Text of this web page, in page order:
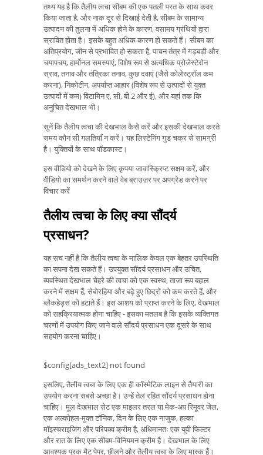
तथ्य यह है कि तैलीय त्वचा सीबम की एक पतली परत के साथ कवर
किया जाता है, और नाक दूर से दिखाई देती है, सीबम के सामान्य
उत्पादन की तुलना में अधिक होने के कारण, वसामय ग्रंथियों द्वारा
स्रावित होता है। इसके बहुत अधिक कारण हो सकते हैं। सीबम का
अतिप्रयोग, जीन से प्रभावित हो सकता है, पाचन तंत्र में गड़बड़ी और
चयापचय, हार्मोनल समस्याएं, विशेष रूप से अत्यधिक प्रोजेस्टेरोन
स्राव, तनाव और तंत्रिका तनाव, कुछ दवाएं (जैसे कोलेस्ट्रॉल कम
करना), निकोटीन, अपर्याप्त आहार (विशेष रूप से उत्पादों से युक्त
उत्पादों में कम) विटामिन ए, सी, बी 2 और ई), और यहां तक ​​कि
अनुचित देखभाल भी।
सुनें कि तैलीय त्वचा की देखभाल कैसे करें और इसकी देखभाल करते
समय कौन सी गलतियाँ न करें। यह लिस्टेनिंग गुड चक्र से सामग्री
है। युक्तियों के साथ पॉडकास्ट।
इस वीडियो को देखने के लिए कृपया जावास्क्रिप्ट सक्षम करें, और
वीडियो का समर्थन करने वाले वेब ब्राउज़र पर अपग्रेड करने पर
विचार करें
तैलीय त्वचा के लिए क्या सौंदर्य
प्रसाधन?
यह सच नहीं है कि तैलीय त्वचा के मालिक केवल एक बेहतर उपस्थिति
का सपना देख सकते हैं। उपयुक्त सौंदर्य प्रसाधन और उचित,
व्यवस्थित देखभाल चेहरे की त्वचा को एक स्वस्थ, ताजा रूप बहाल
करने में सक्षम हैं, सेबोरहिया और बढ़े हुए छिद्रों को कम करते हैं, और
ब्लैकहेड्स को हटाते हैं। इस आशय को प्राप्त करने के लिए, देखभाल
को सहक्रियात्मक होना चाहिए - इसका मतलब है कि इसके व्यक्तिगत
चरणों में उपयोग किए जाने वाले सौंदर्य प्रसाधन एक दूसरे के साथ
सहयोग करना चाहिए।
$config[ads_text2] not found
इसलिए, तैलीय त्वचा के लिए एक ही कॉस्मेटिक लाइन से तैयारी का
उपयोग करना सबसे अच्छा है। उन्हें तेल रहित सौंदर्य प्रसाधन होना
चाहिए। मूल देखभाल सेट एक माइलर तरल या मेक-अप रिमूवर जेल,
एक अल्कोहल-मुक्त टॉनिक, दिन के लिए एक नाजुक, हल्का
मॉइस्चराइजिंग और परिपक्व क्रीम है, अधिमानतः एक यूवी फिल्टर
और रात के लिए एक सीबम-विनियमन क्रीम है। देखभाल के लिए
आवश्यक पूरक मैट पेपर, छीलने और तैलीय त्वचा के लिए मास्क हैं।